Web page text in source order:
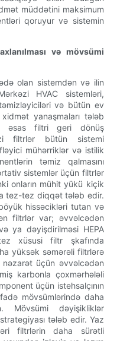
müddətini maksimum
qoruyur və sistemin
və mövsümi
olan sistemdən və ilin
HVAC sistemləri,
və bütün ev
yanaşmaları tələb
əsas filtri geri dönüş
filtrlər bütün sistemi
mühərriklər və istilik
təmiz qalmasını
sistemlər üçün filtrlər
onların mühit yükü kiçik
tez-tez diqqət tələb edir.
hissəcikləri tutan və
filtrlər var; əvvəlcədən
ya dəyişdirilməsi HEPA
xüsusi filtr şkafında
yüksək səmərəli filtrlərə
üçün əvvəlcədən
karbonla çoxmərhələli
üçün istehsalçının
mövsümlərində daha
Mövsümi dəyişikliklər
tələb edir. Yaz
filtrlərin daha sürətli